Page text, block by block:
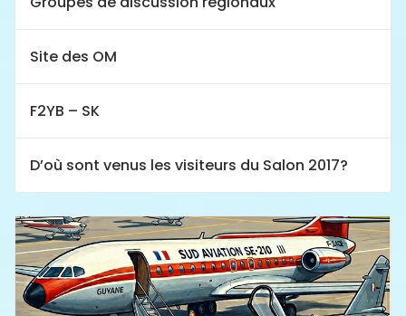
Site des OM
F2YB – SK
D’où sont venus les visiteurs du Salon 2017?